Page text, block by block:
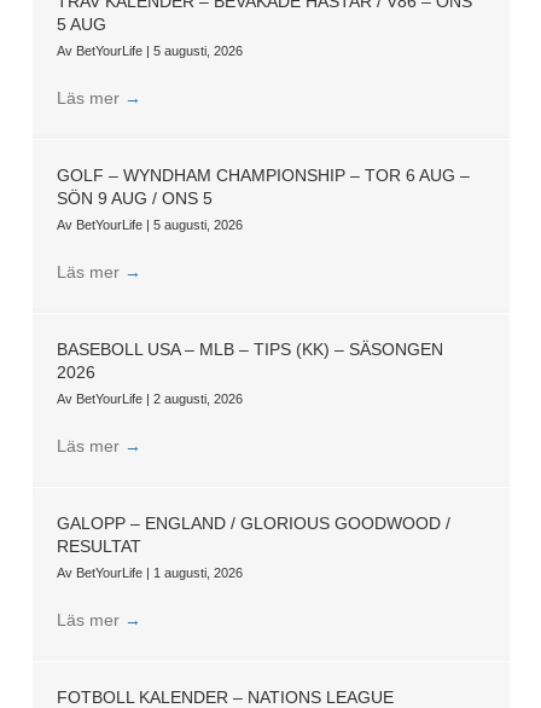
5 AUG
Av BetYourLife | 5 augusti, 2026
Läs mer →
GOLF – WYNDHAM CHAMPIONSHIP – TOR 6 AUG –
SÖN 9 AUG / ONS 5
Av BetYourLife | 5 augusti, 2026
Läs mer →
BASEBOLL USA – MLB – TIPS (KK) – SÄSONGEN
2026
Av BetYourLife | 2 augusti, 2026
Läs mer →
GALOPP – ENGLAND / GLORIOUS GOODWOOD /
RESULTAT
Av BetYourLife | 1 augusti, 2026
Läs mer →
FOTBOLL KALENDER – NATIONS LEAGUE